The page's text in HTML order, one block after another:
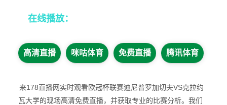
在线播放：
高清直播 咪咕体育 免费直播 腾讯体育
来178直播网实时观看欧冠杯联赛迪尼普罗加切夫VS克拉约
瓦大学的现场高清免费直播，并获取专业的比赛分析。我们